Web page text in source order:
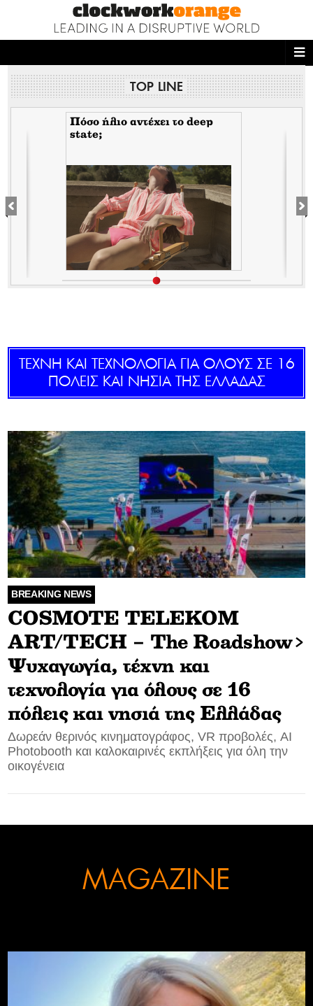
NEWS DESK
THE ONES WHO DO
MAGAZINE
SOOZIE’S FRIENDS
CULTURE
TASTELAND
TECH
HEALTH
MEDIALAND
DRIVE
SPORTS
DIA Y NOCHE
CONTACT
ADVERTISE
TOP LINE
Πόσο ήλιο αντέχει το deep
state;
ΤΕΧΝΗ ΚΑΙ ΤΕΧΝΟΛΟΓΙΑ ΓΙΑ ΟΛΟΥΣ ΣΕ 16
ΠΟΛΕΙΣ ΚΑΙ ΝΗΣΙΑ ΤΗΣ ΕΛΛΑΔΑΣ
BREAKING NEWS
COSMOTE TELEKOM
ART/TECH – The Roadshow>
Ψυχαγωγία, τέχνη και
τεχνολογία για όλους σε 16
πόλεις και νησιά της Ελλάδας
Δωρεάν θερινός κινηματογράφος, VR προβολές, AI
Photobooth και καλοκαιρινές εκπλήξεις για όλη την
οικογένεια
MAGAZINE